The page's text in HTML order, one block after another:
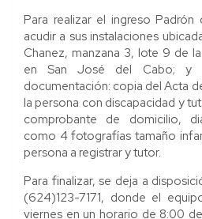
Para realizar el ingreso Padrón
acudir a sus instalaciones
Chanez, manzana 3, lote 9 de
en San José del Cabo; y
documentación: copia del Acta
la persona con discapacidad y
comprobante de domicilio,
como 4 fotografías tamaño
persona a registrar y tutor.
Para finalizar, se deja a
(624)123-7171, donde el
viernes en un horario de 8:00